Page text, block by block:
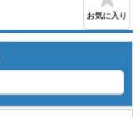
お気に入り